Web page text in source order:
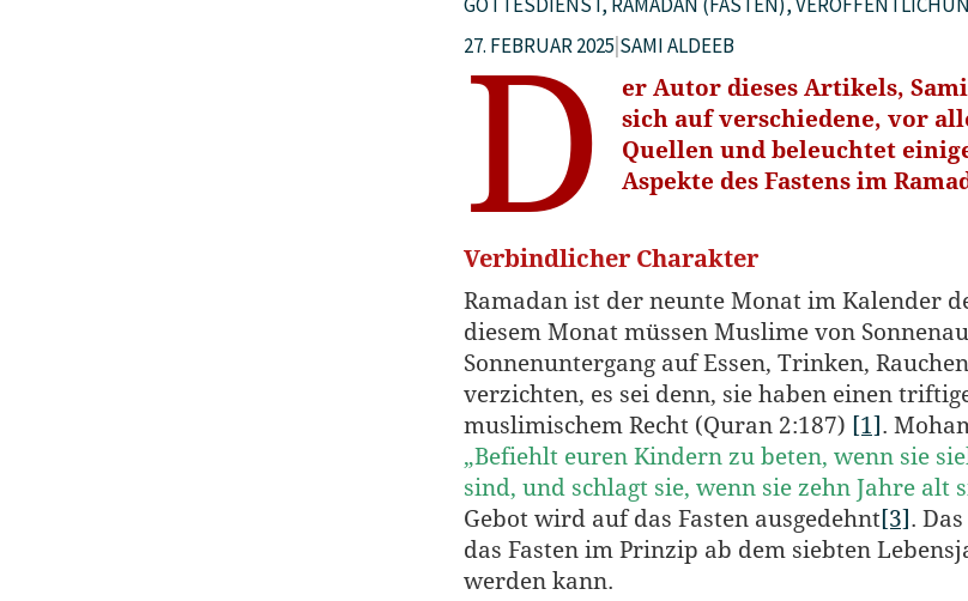
27. FEBRUAR 2025 SAMI ALDEEB
D
er Autor dieses Artikels,
sich auf verschiedene, vor
Quellen und beleuchtet
Aspekte des Fastens im
Verbindlicher Charakter
Ramadan ist der neunte Monat im Kalender
diesem Monat müssen Muslime von
Sonnenuntergang auf Essen, Trinken,
verzichten, es sei denn, sie haben einen
muslimischem Recht (Quran 2:187) [1] .
„Befiehlt euren Kindern zu beten, wenn sie
sind, und schlagt sie, wenn sie zehn Jahre alt
Gebot wird auf das Fasten ausgedehnt[3] .
das Fasten im Prinzip ab dem siebten
werden kann.